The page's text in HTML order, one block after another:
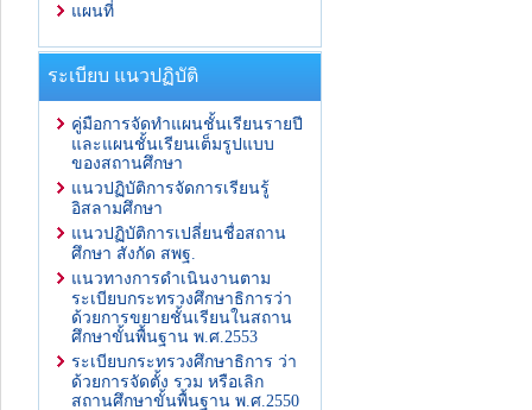
แผนที่
ระเบียบ แนวปฏิบัติ
คู่มือการจัดทำแผนชั้นเรียนรายปี
และแผนชั้นเรียนเต็มรูปแบบ
ของสถานศึกษา
แนวปฏิบัติการจัดการเรียนรู้
อิสลามศึกษา
แนวปฏิบัติการเปลี่ยนชื่อสถาน
ศึกษา สังกัด สพฐ.
แนวทางการดำเนินงานตาม
ระเบียบกระทรวงศึกษาธิการว่า
ด้วยการขยายชั้นเรียนในสถาน
ศึกษาขั้นพื้นฐาน พ.ศ.2553
ระเบียบกระทรวงศึกษาธิการ ว่า
ด้วยการจัดตั้ง รวม หรือเลิก
สถานศึกษาขั้นพื้นฐาน พ.ศ.2550